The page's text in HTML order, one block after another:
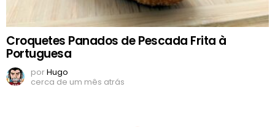
Croquetes Panados de Pescada Frita à
Portuguesa
porHugo
cerca de um mês atrás